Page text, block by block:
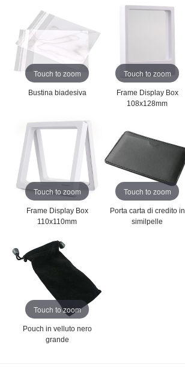
Touch to zoom
Bustina biadesiva
Touch to zoom
Frame Display Box
108x128mm
Touch to zoom
Frame Display Box
110x110mm
Touch to zoom
Porta carta di credito in
similpelle
Touch to zoom
Pouch in velluto nero
grande